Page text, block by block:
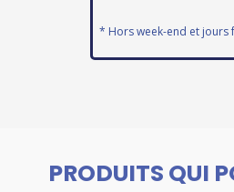
* Hors week-end et jours
PRODUITS QUI